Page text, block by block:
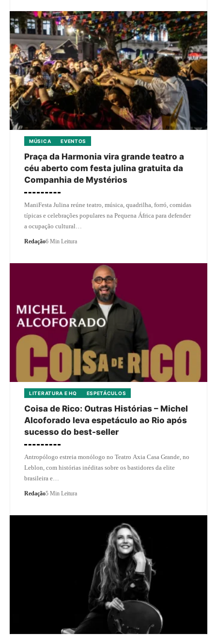
MÚSICA EVENTOS
Praça da Harmonia vira grande teatro a
céu aberto com festa julina gratuita da
Companhia de Mystérios
ManiFesta Julina reúne teatro, música, quadrilha, forró, comidas
típicas e celebrações populares na Pequena África para defender
a ocupação cultural…
Redação6 Min Leitura
LITERATURA E HQ ESPETÁCULOS
Coisa de Rico: Outras Histórias – Michel
Alcoforado leva espetáculo ao Rio após
sucesso do best-seller
Antropólogo estreia monólogo no Teatro Axia Casa Grande, no
Leblon, com histórias inéditas sobre os bastidores da elite
brasileira e…
Redação5 Min Leitura